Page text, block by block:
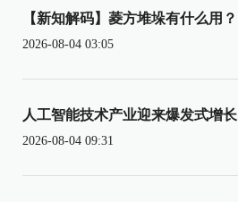
【新知解码】菱方堆垛有什么用？
2026-08-04 03:05
人工智能技术产业迎来爆发式增长
2026-08-04 09:31